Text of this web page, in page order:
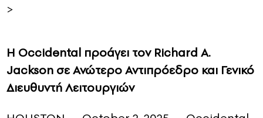
>
Η Occidental προάγει τον Richard A.
Jackson σε Ανώτερο Αντιπρόεδρο και Γενικό
Διευθυντή Λειτουργιών